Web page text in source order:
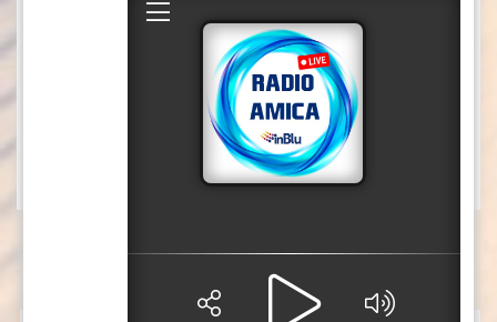
automobilista bloccato in un sottopasso
allagato. Alle 7:00 una frana ha invaso la SP ex
SS 583 in via Torno, tra Como e Blevio.
Fonte video: Vigili del Fuoco